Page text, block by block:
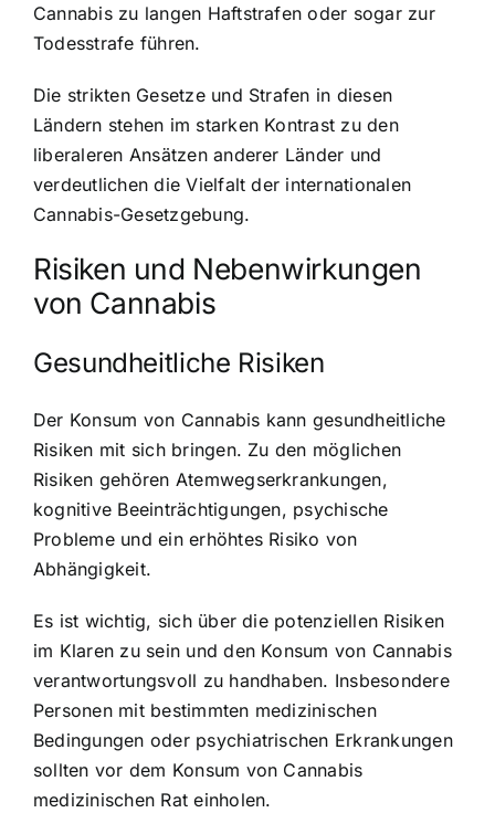
Cannabis zu langen Haftstrafen oder sogar zur
Todesstrafe führen.
Die strikten Gesetze und Strafen in diesen
Ländern stehen im starken Kontrast zu den
liberaleren Ansätzen anderer Länder und
verdeutlichen die Vielfalt der internationalen
Cannabis-Gesetzgebung.
Risiken und Nebenwirkungen
von Cannabis
Gesundheitliche Risiken
Der Konsum von Cannabis kann gesundheitliche
Risiken mit sich bringen. Zu den möglichen
Risiken gehören Atemwegserkrankungen,
kognitive Beeinträchtigungen, psychische
Probleme und ein erhöhtes Risiko von
Abhängigkeit.
Es ist wichtig, sich über die potenziellen Risiken
im Klaren zu sein und den Konsum von Cannabis
verantwortungsvoll zu handhaben. Insbesondere
Personen mit bestimmten medizinischen
Bedingungen oder psychiatrischen Erkrankungen
sollten vor dem Konsum von Cannabis
medizinischen Rat einholen.